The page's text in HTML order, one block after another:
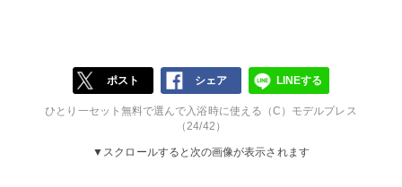
ポスト シェア LINEする
ひとり一セット無料で選んで入浴時に使える（C）モデルプレス
（24/42）
▼スクロールすると次の画像が表示されます